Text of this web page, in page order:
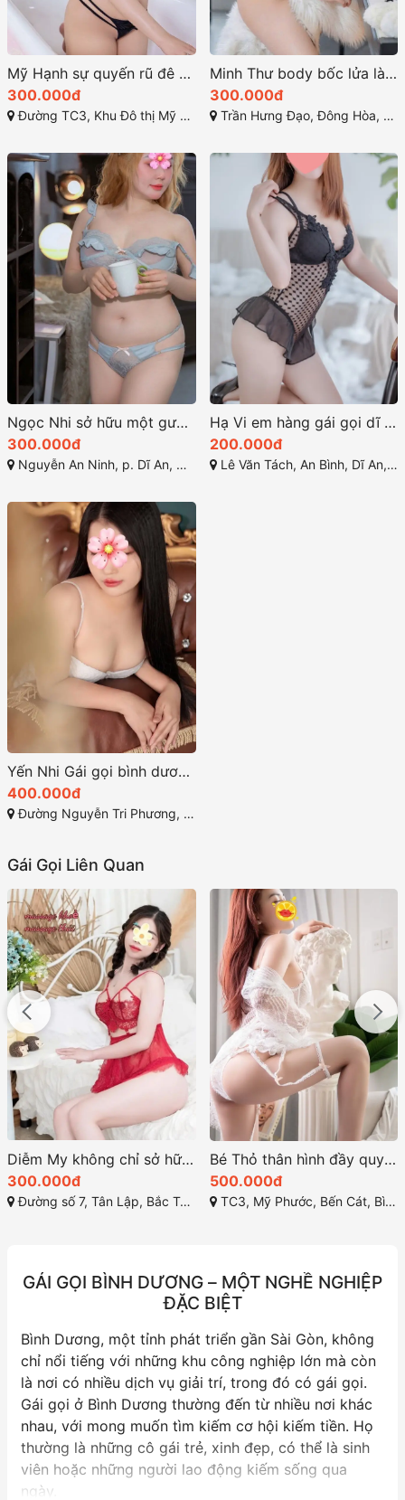
Mỹ Hạnh sự quyến rũ đê mê đến lạ kỳ
300.000đ
Đường TC3, Khu Đô thị Mỹ Phước 2, Mỹ Phước, Bến Cát, Bình Dương
Minh Thư body bốc lửa làm tình như gấu
300.000đ
Trần Hưng Đạo, Đông Hòa, Dĩ An, Bình Dương
Ngọc Nhi sở hữu một gương mặt trẻ trung ngọt ngào
300.000đ
Nguyễn An Ninh, p. Dĩ An, Dĩ An, Bình Dương
Hạ Vi em hàng gái gọi dĩ an giá rẽ chất
200.000đ
Lê Văn Tách, An Bình, Dĩ An, Bình Dương
Yến Nhi Gái gọi bình dương cực xinh non tơ quyến rủ
400.000đ
Đường Nguyễn Tri Phương, An Bình, Dĩ An, Bình Dương
Gái Gọi Liên Quan
Diễm My không chỉ sở hữu vẻ đẹp gây thương nhớ
300.000đ
Đường số 7, Tân Lập, Bắc Tân Uyên, Bình Dương
Bé Thỏ thân hình đầy quyến rũ và kiêu kỳ
500.000đ
TC3, Mỹ Phước, Bến Cát, Bình Dương
GÁI GỌI BÌNH DƯƠNG – MỘT NGHỀ NGHIỆP
ĐẶC BIỆT
Bình Dương, một tỉnh phát triển gần Sài Gòn, không
chỉ nổi tiếng với những khu công nghiệp lớn mà còn
là nơi có nhiều dịch vụ giải trí, trong đó có gái gọi.
Gái gọi ở Bình Dương thường đến từ nhiều nơi khác
nhau, với mong muốn tìm kiếm cơ hội kiếm tiền. Họ
thường là những cô gái trẻ, xinh đẹp, có thể là sinh
viên hoặc những người lao động kiếm sống qua
ngày.